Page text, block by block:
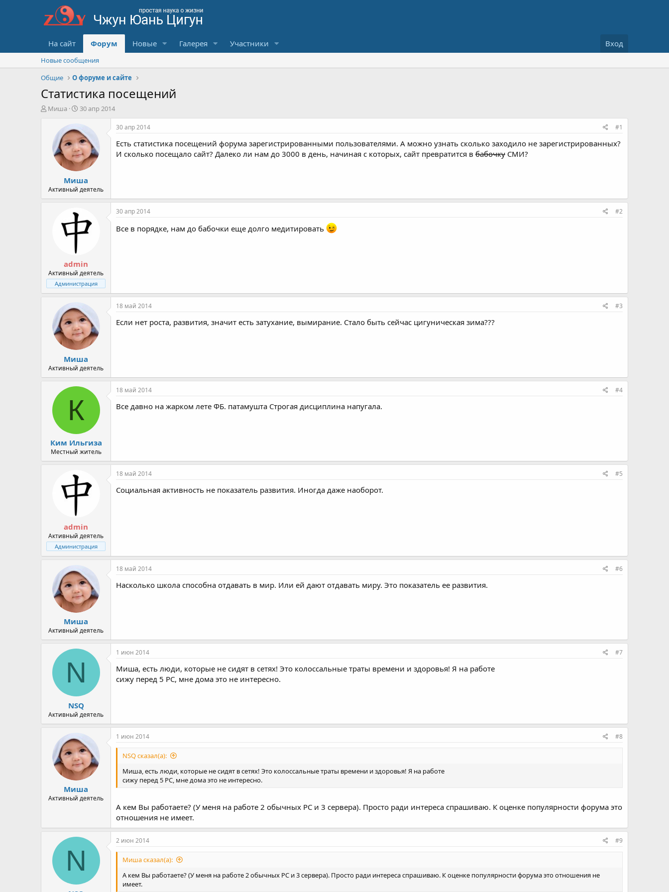
На сайт Форум Новые Галерея Участники Вход
Новые сообщения
Общие
О форуме и сайте
Статистика посещений
А
Миша
Д
т
а
с
о
з
д
а
н
и
30 апр 2014
Миша
Активный деятель
30 апр 2014 #1
Есть статистика посещений форума зарегистрированными пользователями. А можно узнать сколько заходило не зарегистрированных?
И сколько посещало сайт? Далеко ли нам до 3000 в день, начиная с которых, сайт превратится в бабочку СМИ?
admin
Активный деятель
Администрация
30 апр 2014 #2
Все в порядке, нам до бабочки еще долго медитировать
Миша
Активный деятель
18 май 2014 #3
Если нет роста, развития, значит есть затухание, вымирание. Стало быть сейчас цигуническая зима???
К
Ким Ильгиза
Местный житель
18 май 2014 #4
Все давно на жарком лете ФБ. патамушта Строгая дисциплина напугала.
admin
Активный деятель
Администрация
18 май 2014 #5
Социальная активность не показатель развития. Иногда даже наоборот.
Миша
Активный деятель
18 май 2014 #6
Насколько школа способна отдавать в мир. Или ей дают отдавать миру. Это показатель ее развития.
N
NSQ
Активный деятель
1 июн 2014 #7
Миша, есть люди, которые не сидят в сетях! Это колоссальные траты времени и здоровья! Я на работе
сижу перед 5 РС, мне дома это не интересно.
Миша
Активный деятель
1 июн 2014 #8
NSQ сказал(а):
Миша, есть люди, которые не сидят в сетях! Это колоссальные траты времени и здоровья! Я на работе
сижу перед 5 РС, мне дома это не интересно.
А кем Вы работаете? (У меня на работе 2 обычных РС и 3 сервера). Просто ради интереса спрашиваю. К оценке популярности форума это
отношения не имеет.
N
2 июн 2014 #9
Миша сказал(а):
А кем Вы работаете? (У меня на работе 2 обычных РС и 3 сервера). Просто ради интереса спрашиваю. К оценке популярности форума это отношения не
имеет.